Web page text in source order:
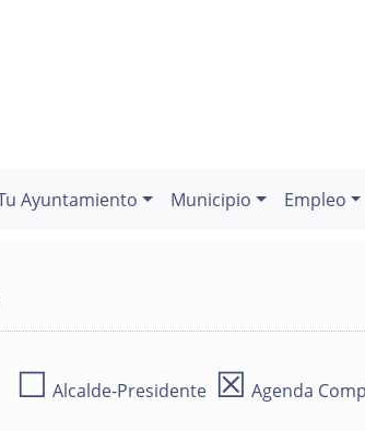
Ayuntamiento Municipio Empleo
☐ Alcalde-Presidente ☒ Agenda